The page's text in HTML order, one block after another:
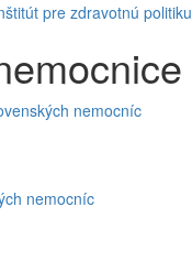
pre zdravotnú politiku
nemocníc
nemocníc